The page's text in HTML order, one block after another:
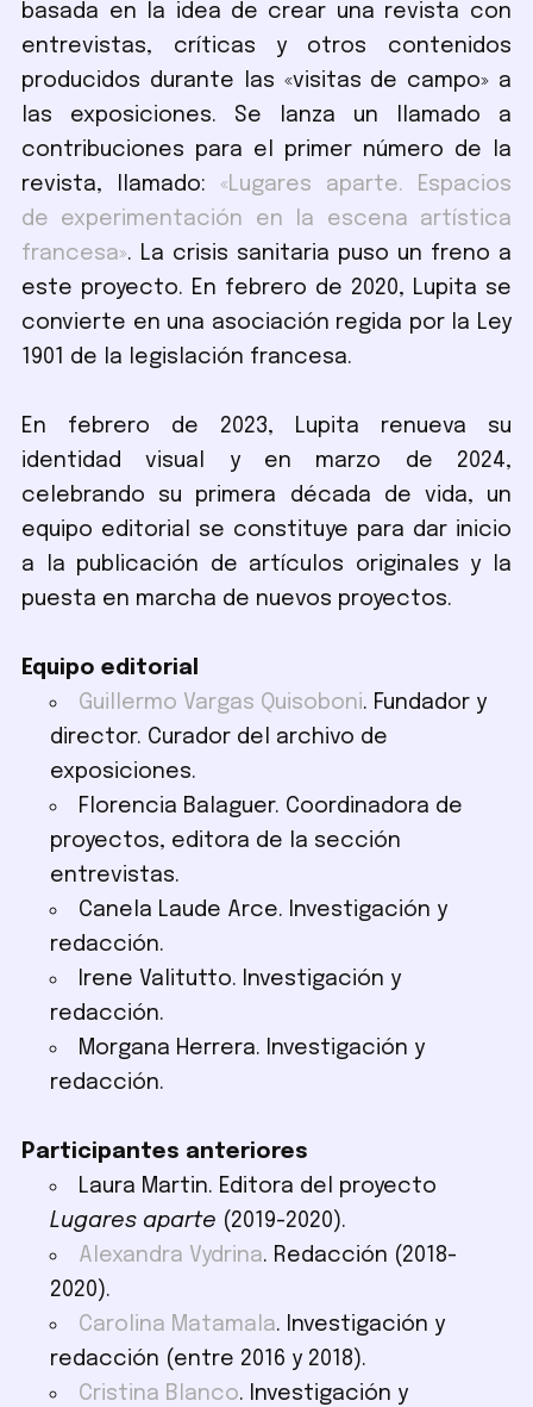
basada en la idea de crear una revista con
entrevistas, críticas y otros contenidos
producidos durante las «visitas de campo» a
las exposiciones. Se lanza un llamado a
contribuciones para el primer número de la
revista, llamado: «Lugares aparte. Espacios
de experimentación en la escena artística
francesa». La crisis sanitaria puso un freno a
este proyecto. En febrero de 2020, Lupita se
convierte en una asociación regida por la Ley
1901 de la legislación francesa.
En febrero de 2023, Lupita renueva su
identidad visual y en marzo de 2024,
celebrando su primera década de vida, un
equipo editorial se constituye para dar inicio
a la publicación de artículos originales y la
puesta en marcha de nuevos proyectos.
Equipo editorial
Guillermo Vargas Quisoboni. Fundador y
director. Curador del archivo de
exposiciones.
Florencia Balaguer. Coordinadora de
proyectos, editora de la sección
entrevistas.
Canela Laude Arce. Investigación y
redacción.
Irene Valitutto. Investigación y
redacción.
Morgana Herrera. Investigación y
redacción.
Participantes anteriores
Laura Martin. Editora del proyecto
Lugares aparte (2019-2020).
Alexandra Vydrina. Redacción (2018-
2020).
Carolina Matamala. Investigación y
redacción (entre 2016 y 2018).
Cristina Blanco. Investigación y